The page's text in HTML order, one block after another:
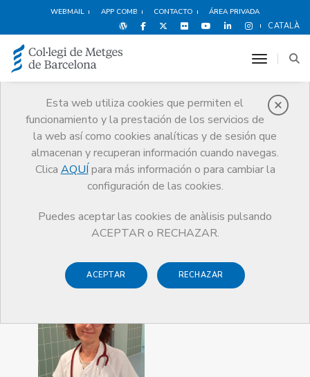
WEBMAIL APP COMB CONTACTO ÁREA PRIVADA
CATALÀ
Esta web utiliza cookies que permiten el
funcionamiento y la prestación de los servicios de
la web así como cookies analíticas y de sesión que
almacenan y recuperan información cuando navegas.
Clica AQUÍ para más información o para cambiar la
configuración de las cookies.
Puedes aceptar las cookies de anàlisis pulsando
ACEPTAR o RECHAZAR.
ACEPTAR RECHAZAR
toggle
Premios
El CoMB Guardonat Edició 2024
Guardonat Edició 2024